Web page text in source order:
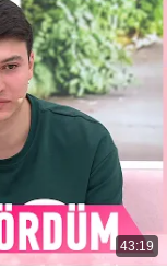
43:19